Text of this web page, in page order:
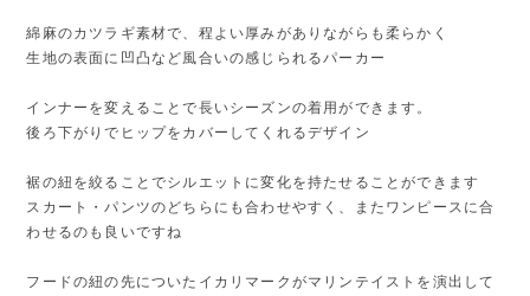
綿麻のカツラギ素材で、程よい厚みがありながらも柔らかく
生地の表面に凹凸など風合いの感じられるパーカー
インナーを変えることで長いシーズンの着用ができます。
後ろ下がりでヒップをカバーしてくれるデザイン
裾の紐を絞ることでシルエットに変化を持たせることができます
スカート・パンツのどちらにも合わせやすく、またワンピースに合
わせるのも良いですね
フードの紐の先についたイカリマークがマリンテイストを演出して